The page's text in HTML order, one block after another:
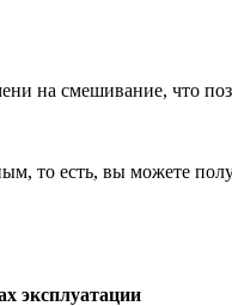
на смешивание, что
то есть, вы можете
эксплуатации